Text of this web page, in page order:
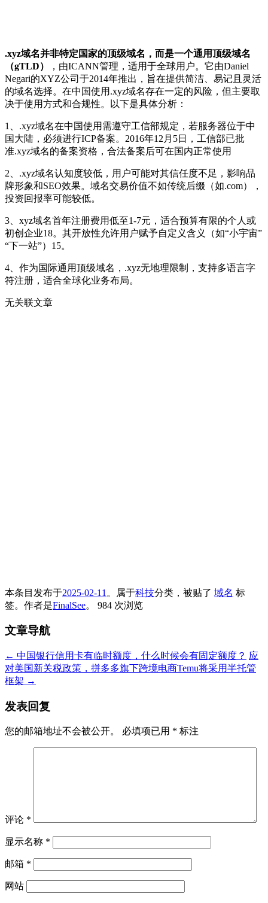
.xyz域名并非特定国家的顶级域名，而是一个通用顶级域名
（gTLD）
，由ICANN管理，适用于全球用户。它由Daniel
Negari的XYZ公司于2014年推出，旨在提供简洁、易记且灵活
的域名选择。在中国使用.xyz域名存在一定的风险，但主要取
决于使用方式和合规性。以下是具体分析：
1、.xyz域名在中国使用需遵守工信部规定，若服务器位于中
国大陆，必须进行ICP备案。2016年12月5日，工信部已批
准.xyz域名的备案资格，合法备案后可在国内正常使用
2、.xyz域名认知度较低，用户可能对其信任度不足，影响品
牌形象和SEO效果。域名交易价值不如传统后缀（如.com），
投资回报率可能较低。
3、xyz域名首年注册费用低至1-7元，适合预算有限的个人或
初创企业18。其开放性允许用户赋予自定义含义（如“小宇宙”
“下一站”） 1 5。
4、作为国际通用顶级域名，.xyz无地理限制，支持多语言字
符注册，适合全球化业务布局。
无关联文章
本条目发布于2025-02-11 。属于科技分类，被贴了 域名 标
签。 作者是FinalSee。 984 次浏览
文章导航
← 中国银行信用卡有临时额度，什么时候会有固定额度？ 应
对美国新关税政策，拼多多旗下跨境电商Temu将采用半托管
框架 →
发表回复
您的邮箱地址不会被公开。 必填项已用 * 标注
评论 *
显示名称 *
邮箱 *
网站